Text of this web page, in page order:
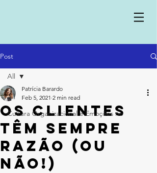
Post
All
Cultura Organizacional e Emoções no
All
Os clientes
têm sempre
razão (ou
não!)
Patrícia Barardo
Feb 5, 2021 2 min read